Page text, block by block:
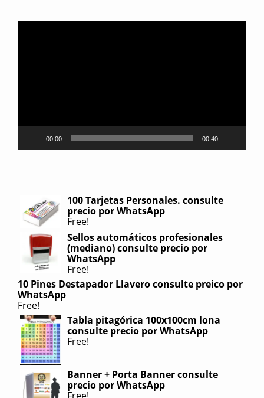
00:00 00:40
100 Tarjetas Personales. consulte
precio por WhatsApp
Free!
Sellos automáticos profesionales
(mediano) consulte precio por
WhatsApp
Free!
10 Pines Destapador Llavero consulte preico por
WhatsApp
Free!
Tabla pitagórica 100x100cm lona
consulte precio por WhatsApp
Free!
Banner + Porta Banner consulte
precio por WhatsApp